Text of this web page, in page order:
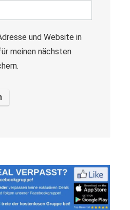
und Website in
meinen nächsten